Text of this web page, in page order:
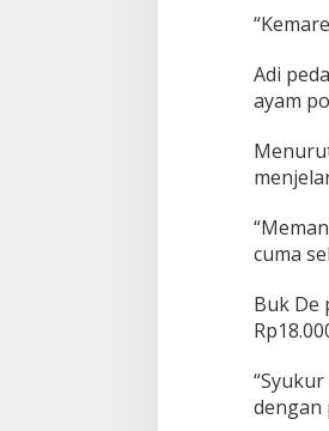
Adi
ayam
cuma
Buk De
dengan